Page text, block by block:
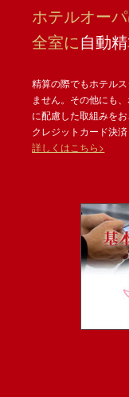
ホテルオーパ
全室に自動
精算の際でもホテル
ません。その他にも
に配慮した取組みをお
クレジットカード決済
詳しくはこちら>